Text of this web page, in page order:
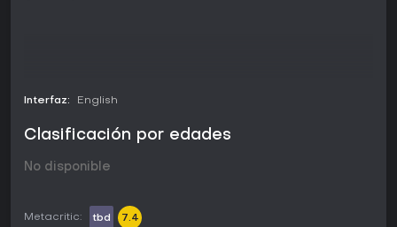
Interfaz: English
Clasificación por edades
No disponible
Metacritic: tbd 7.4